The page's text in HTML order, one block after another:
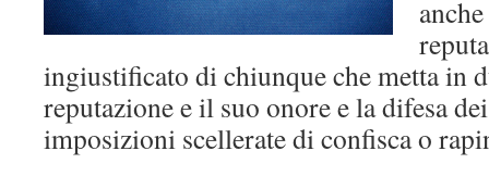
ingiustificato di chiunque che metta in
reputazione e il suo onore e la difesa
imposizioni scellerate di confisca o